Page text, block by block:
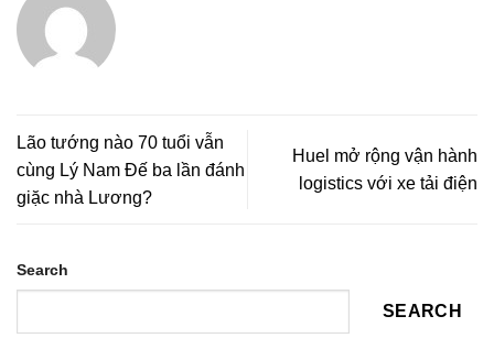
Lão tướng nào 70 tuổi vẫn
cùng Lý Nam Đế ba lần đánh
giặc nhà Lương?
Huel mở rộng vận hành
logistics với xe tải điện
Search
SEARCH